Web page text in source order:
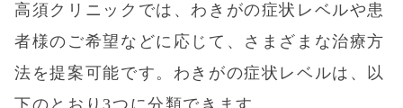
高須クリニックでは、わきがの症状レベルや患
者様のご希望などに応じて、さまざまな治療方
法を提案可能です。わきがの症状レベルは、以